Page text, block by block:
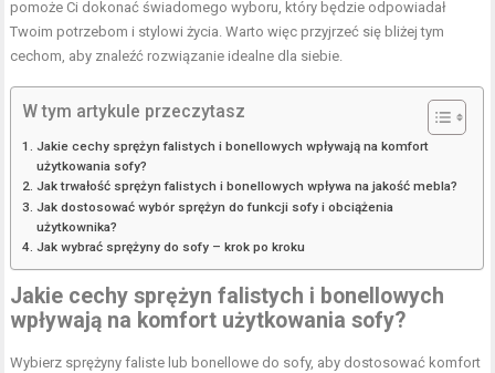
pomoże Ci dokonać świadomego wyboru, który będzie odpowiadał
Twoim potrzebom i stylowi życia. Warto więc przyjrzeć się bliżej tym
cechom, aby znaleźć rozwiązanie idealne dla siebie.
W tym artykule przeczytasz
Jakie cechy sprężyn falistych i bonellowych wpływają na komfort
użytkowania sofy?
Jak trwałość sprężyn falistych i bonellowych wpływa na jakość mebla?
Jak dostosować wybór sprężyn do funkcji sofy i obciążenia
użytkownika?
Jak wybrać sprężyny do sofy – krok po kroku
Jakie cechy sprężyn falistych i bonellowych
wpływają na komfort użytkowania sofy?
Wybierz sprężyny faliste lub bonellowe do sofy, aby dostosować komfort